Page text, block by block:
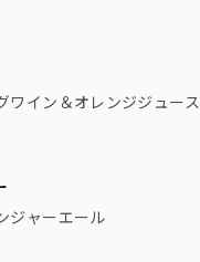
ワイン＆オレンジジュース
ジャーエール